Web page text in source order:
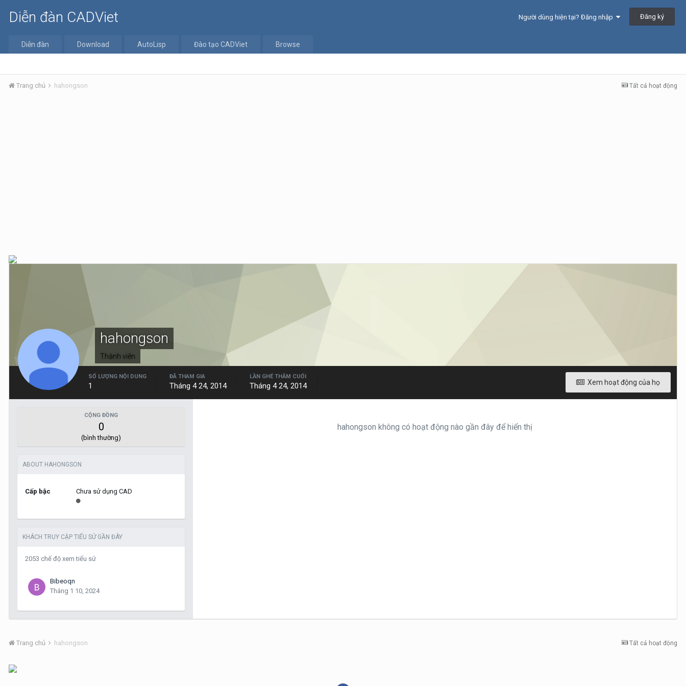
Diễn đàn CADViet Người dùng hiện tại? Đăng nhập Đăng ký
Diễn đàn Download AutoLisp Đào tạo CADViet Browse
Tất cả hoạt động
Trang chủ hahongson
hahongson
Thành viên
Xem hoạt động của họ
SỐ LƯỢNG NỘI DUNG
1
ĐÃ THAM GIA
Tháng 4 24, 2014
LẦN GHÉ THĂM CUỐI
Tháng 4 24, 2014
CỘNG ĐỒNG
0
(bình thường)
ABOUT HAHONGSON
Cấp bậc Chưa sử dụng CAD
KHÁCH TRUY CẬP TIỂU SỬ GẦN ĐÂY
2053 chế độ xem tiểu sử
Bibeoqn
Tháng 1 10, 2024
hahongson không có hoạt động nào gần đây để hiển thị
Tất cả hoạt động
Trang chủ hahongson